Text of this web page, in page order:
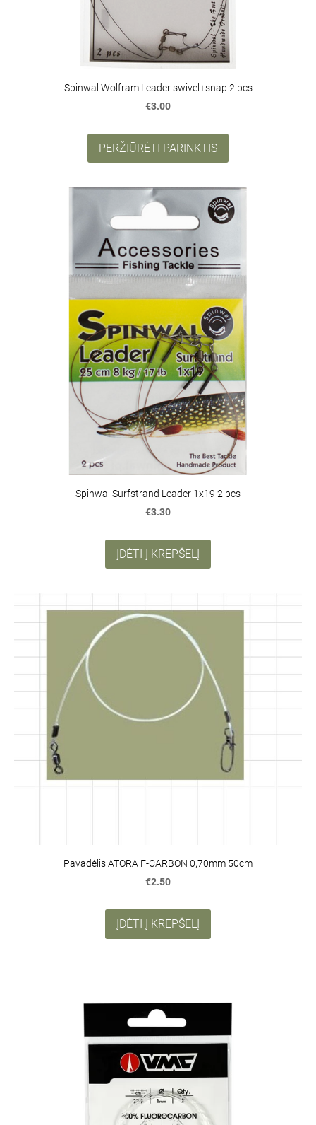
Spinwal Wolfram Leader swivel+snap 2 pcs
€3.00
PERŽIŪRĖTI PARINKTIS
Spinwal Surfstrand Leader 1x19 2 pcs
€3.30
ĮDĖTI Į KREPŠELĮ
Pavadėlis ATORA F-CARBON 0,70mm 50cm
€2.50
ĮDĖTI Į KREPŠELĮ